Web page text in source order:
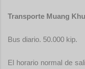
Transporte Muang
Bus diario. 50.000 kip.
El horario normal de